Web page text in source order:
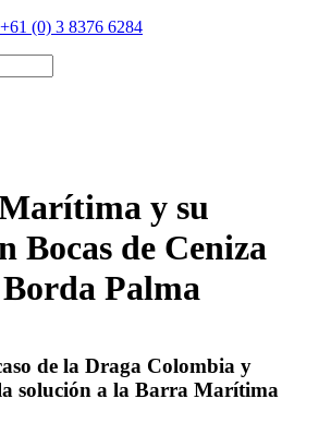
(0) 3 8376 6284
y su
Bocas de Ceniza
Palma
de la Draga Colombia y
solución a la Barra Marítima